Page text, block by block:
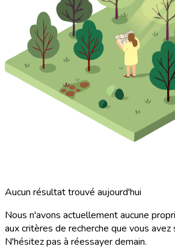
Aucun résultat trouvé aujourd'hui
Nous n'avons actuellement aucune
aux critères de recherche que vous avez
N'hésitez pas à réessayer demain.